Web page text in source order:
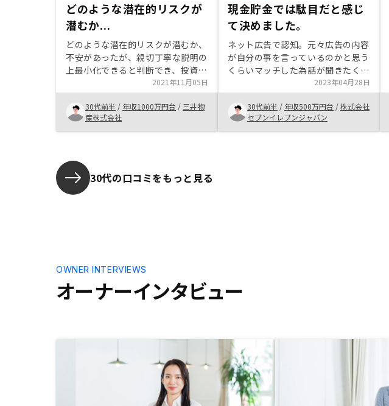
どのような潜在的リスクが
潜むか...
どのような潜在的リスクが潜むか、
不安があったが、親切丁寧な説明の
上最小化できると判断でき、投資に
2021年11月05日
30代前半 / 年収1000万円台 / 三井物
産株式会社
現金貯金では駄目だと感じ
て決めました。
ネット広告で認知。元々広告の内容
が自分の事を言っているのかと思う
くらいマッチした為話が聞きたくな
った。担当してくれた方はわかりや
すく、こちらの質問に迅速に答えて
くれていた為信用できた。高い買い
物なので一歩踏み出すのは勇気が入
りましたがこちらの不安材料である
2023年04月28日
30代前半 / 年収500万円台 /株式会社
セブンイレブンジャパン
30代の口コミをもっと見る
オーナーインタビュー
OWNER INTERVIEWS